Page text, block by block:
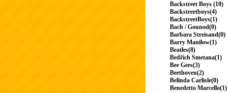
Backstreet Boys (10)
Backstreetboys(4)
BackstreetBoys(1)
Bach / Gounod(0)
Barbara Streisand(0)
Barry Manilow(1)
Beatles(8)
Bedřich Smetana(1)
Bee Gees(3)
Beethoven(2)
Belinda Carlisle(0)
Benedetto Marcello(1)